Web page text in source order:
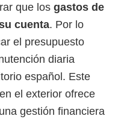
que los gastos de
cuenta. Por lo
el presupuesto
diaria
español. Este
el exterior ofrece
gestión financiera